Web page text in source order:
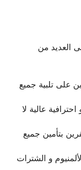
العديد من
على تلبية جميع
عالية لا
بتأمين جميع
و الشترات